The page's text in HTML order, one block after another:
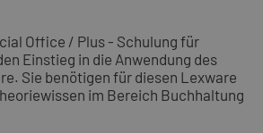
Office / Plus - Schulung für
Einstieg in die Anwendung des
Sie benötigen für diesen Lexware
im Bereich Buchhaltung